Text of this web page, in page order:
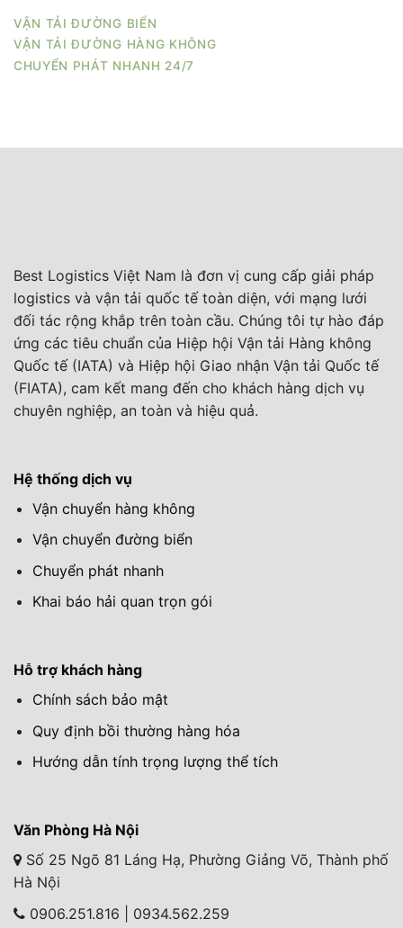
VẬN TẢI ĐƯỜNG BIỂN
VẬN TẢI ĐƯỜNG HÀNG KHÔNG
CHUYỂN PHÁT NHANH 24/7
Best Logistics Việt Nam là đơn vị cung cấp giải pháp
logistics và vận tải quốc tế toàn diện, với mạng lưới
đối tác rộng khắp trên toàn cầu. Chúng tôi tự hào đáp
ứng các tiêu chuẩn của Hiệp hội Vận tải Hàng không
Quốc tế (IATA) và Hiệp hội Giao nhận Vận tải Quốc tế
(FIATA), cam kết mang đến cho khách hàng dịch vụ
chuyên nghiệp, an toàn và hiệu quả.
Hệ thống dịch vụ
Vận chuyển hàng không
Vận chuyển đường biển
Chuyển phát nhanh
Khai báo hải quan trọn gói
Hỗ trợ khách hàng
Chính sách bảo mật
Quy định bồi thường hàng hóa
Hướng dẫn tính trọng lượng thể tích
Văn Phòng Hà Nội
Số 25 Ngõ 81 Láng Hạ, Phường Giảng Võ, Thành phố
Hà Nội
0906.251.816 | 0934.562.259